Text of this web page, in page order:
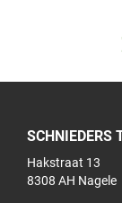
SCHNIEDERS
Hakstraat 13
8308 AH Nagele